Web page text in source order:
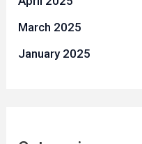
March 2025
January 2025